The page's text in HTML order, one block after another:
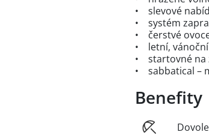
• slevové
• systém
• čerstvé
• letní, vánoční
• startovné na
• sabbatical –
Benefity